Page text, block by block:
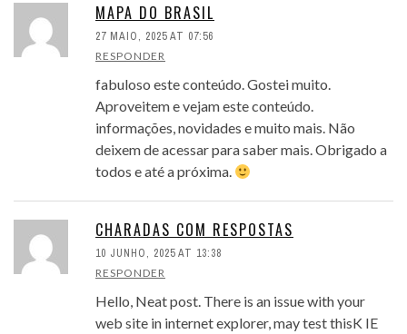
MAPA DO BRASIL
27 MAIO, 2025 AT 07:56
RESPONDER
fabuloso este conteúdo. Gostei muito.
Aproveitem e vejam este conteúdo.
informações, novidades e muito mais. Não
deixem de acessar para saber mais. Obrigado a
todos e até a próxima.
CHARADAS COM RESPOSTAS
10 JUNHO, 2025 AT 13:38
RESPONDER
Hello, Neat post. There is an issue with your
web site in internet explorer, may test thisK IE